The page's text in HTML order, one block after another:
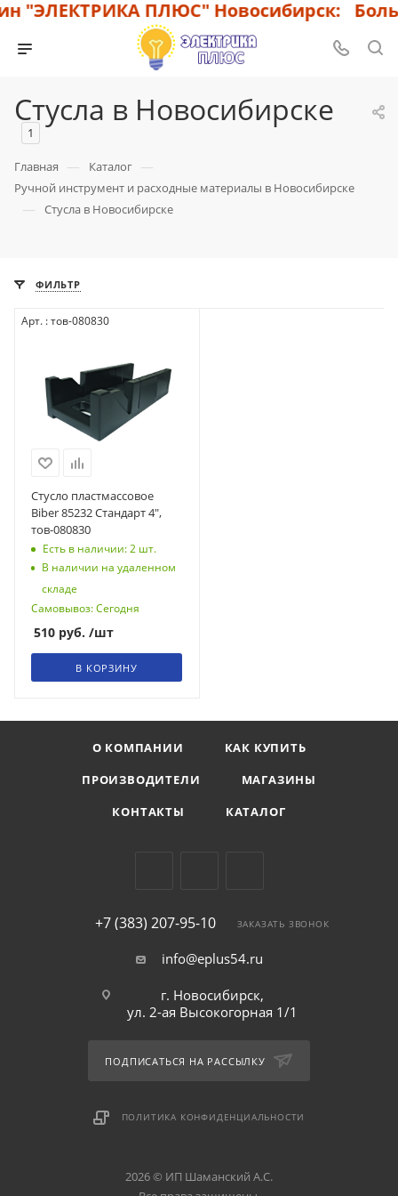
"ЭЛЕКТРИКА ПЛЮС" Новосибирск:
Стусла в Новосибирске
1
Главная — Каталог —
Ручной инструмент и расходные материалы в Новосибирске
— Стусла в Новосибирске
ФИЛЬТР
Арт. : тов-080830
Стусло пластмассовое
Biber 85232 Стандарт 4",
тов-080830
Есть в наличии: 2 шт.
В наличии на удаленном
складе
Самовывоз: Сегодня
510 руб. /шт
В КОРЗИНУ
О КОМПАНИИ
КАК КУПИТЬ
ПРОИЗВОДИТЕЛИ
МАГАЗИНЫ
КОНТАКТЫ
КАТАЛОГ
+7 (383) 207-95-10 ЗАКАЗАТЬ ЗВОНОК
info@eplus54.ru
г. Новосибирск,
ул. 2-ая Высокогорная 1/1
ПОДПИСАТЬСЯ НА РАССЫЛКУ
ПОЛИТИКА КОНФИДЕНЦИАЛЬНОСТИ
2026 © ИП Шаманский А.С.